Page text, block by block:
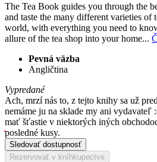
The Tea Book guides you through the
and taste the many different varieties of
world, with everything you need to
allure of the tea shop into your home...
Pevná väzba
Angličtina
Vypredané
Ach, mrzí nás to, z tejto knihy sa už
nemáme ju na sklade my ani vydavateľ
mať šťastie v niektorých iných
posledné kusy.
Sledovať dostupnosť
Rezervovať v kníhkupectve